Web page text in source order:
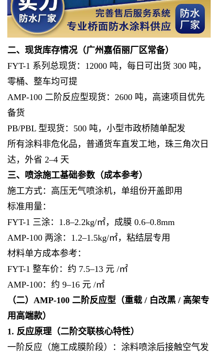
二、现货库存情况（广州嘉佰丽厂区常备）
FYT-1 系列总现货：12000 吨，每日可出货 300 吨，
零桶、整车均可提
AMP-100 二阶反应型现货：2600 吨，高速项目优先
备货
PB/PBL 型现货：500 吨，小型市政桥随单配发
所有涂料非危化品，普通货车直发工地，珠三角次日
达，外省 2–4 天
三、喷涂施工基础参数（成本参考）
施工方式：高压无气喷涂机，单组份开盖即用
标准用量：
FYT-1 三涂：1.8–2.2kg/㎡，成膜 0.6–0.8mm
AMP-100 两涂：1.2–1.5kg/㎡，粘结层专用
材料单方成本参考：
FYT-1 整车价：约 7.5–13 元 /㎡
AMP-100：约 9–16 元 /㎡
（二）AMP-100 二阶反应型（重载 / 白改黑 / 高架专
用高端款）
1. 反应原理（二阶交联核心特性）
一阶反应（施工成膜阶段）：涂料喷涂后接触空气发